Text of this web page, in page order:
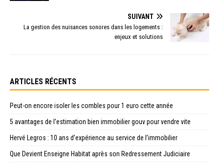
SUIVANT
La gestion des nuisances sonores dans les logements :
enjeux et solutions
ARTICLES RÉCENTS
Peut-on encore isoler les combles pour 1 euro cette année
5 avantages de l’estimation bien immobilier gouv pour vendre vite
Hervé Legros : 10 ans d’expérience au service de l’immobilier
Que Devient Enseigne Habitat après son Redressement Judiciaire